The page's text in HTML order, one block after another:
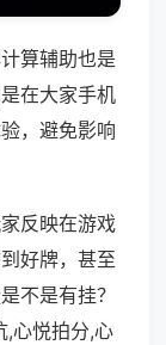
算辅助也是
在大家手机
，避免影响
反映在游戏
好牌，甚至
不是有挂？
,心悦拍分,心